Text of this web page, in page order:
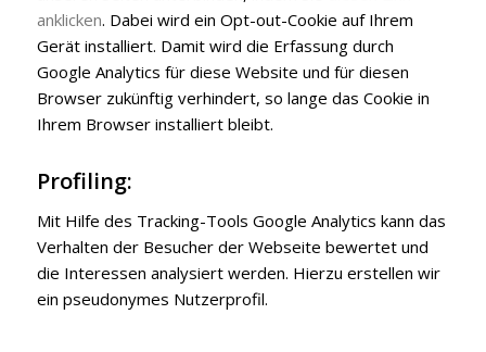
anklicken. Dabei wird ein Opt-out-Cookie auf Ihrem
Gerät installiert. Damit wird die Erfassung durch
Google Analytics für diese Website und für diesen
Browser zukünftig verhindert, so lange das Cookie in
Ihrem Browser installiert bleibt.
Profiling:
Mit Hilfe des Tracking-Tools Google Analytics kann das
Verhalten der Besucher der Webseite bewertet und
die Interessen analysiert werden. Hierzu erstellen wir
ein pseudonymes Nutzerprofil.